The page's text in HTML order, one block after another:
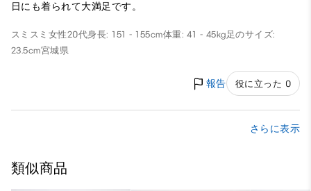
日にも着られて大満足です。
スミスミ 女性20代身長: 151 - 155cm体重: 41 - 45kg足のサイズ:
23.5cm宮城県
報告 役に立った 0
さらに表示
類似商品